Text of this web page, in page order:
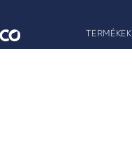
TERMÉKEK